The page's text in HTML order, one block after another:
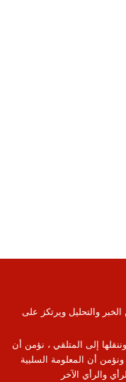
والتحليل ويرتكز على
إلى المتلقي ، نؤمن أن
ونؤمن أن المعلومة السلبية
والرأي الآخر